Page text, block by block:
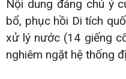
Nội dung đáng chú ý
bổ, phục hồi Di tích
xử lý nước (14 giếng
nghiêm ngặt hệ thống